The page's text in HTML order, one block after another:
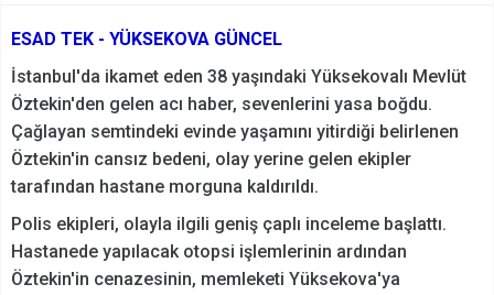
ESAD TEK - YÜKSEKOVA GÜNCEL
İstanbul'da ikamet eden 38 yaşındaki Yüksekovalı Mevlüt
Öztekin'den gelen acı haber, sevenlerini yasa boğdu.
Çağlayan semtindeki evinde yaşamını yitirdiği belirlenen
Öztekin'in cansız bedeni, olay yerine gelen ekipler
tarafından hastane morguna kaldırıldı.
Polis ekipleri, olayla ilgili geniş çaplı inceleme başlattı.
Hastanede yapılacak otopsi işlemlerinin ardından
Öztekin'in cenazesinin, memleketi Yüksekova'ya